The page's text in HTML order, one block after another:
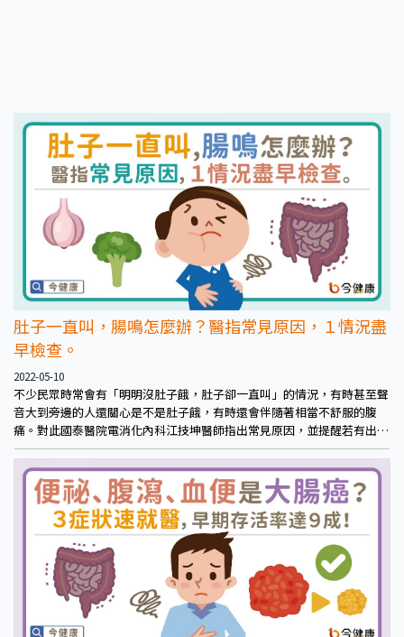
肚子一直叫，腸鳴怎麼辦？醫指常見原因，１情況盡
早檢查。
2022-05-10
不少民眾時常會有「明明沒肚子餓，肚子卻一直叫」的情況，有時甚至聲
音大到旁邊的人還關心是不是肚子餓，有時還會伴隨著相當不舒服的腹
痛。對此國泰醫院電消化內科江技坤醫師指出常見原因，並提醒若有出現
其他症狀應多觀察並盡早就醫檢查。